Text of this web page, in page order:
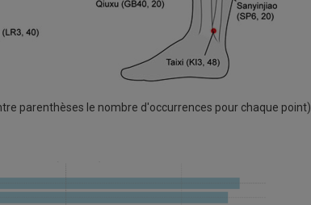
parenthèses le nombre d'occurrences pour chaque point) [